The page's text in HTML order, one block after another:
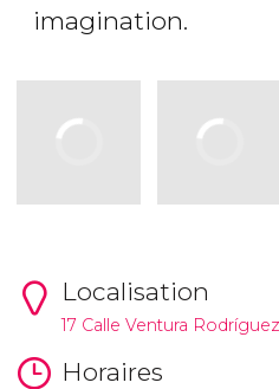
imagination.
Localisation
17 Calle Ventura
Horaires